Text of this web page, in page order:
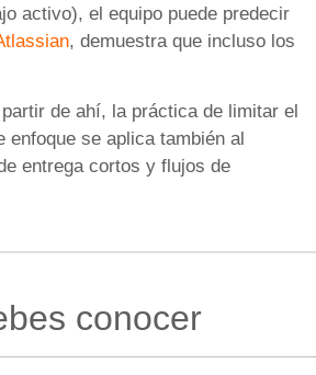
activo), el equipo puede predecir
, demuestra que incluso los
de ahí, la práctica de limitar el
se aplica también al
entrega cortos y flujos de
conocer